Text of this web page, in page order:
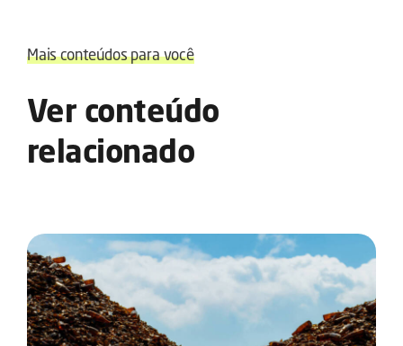
Mais conteúdos para você
Ver conteúdo
relacionado